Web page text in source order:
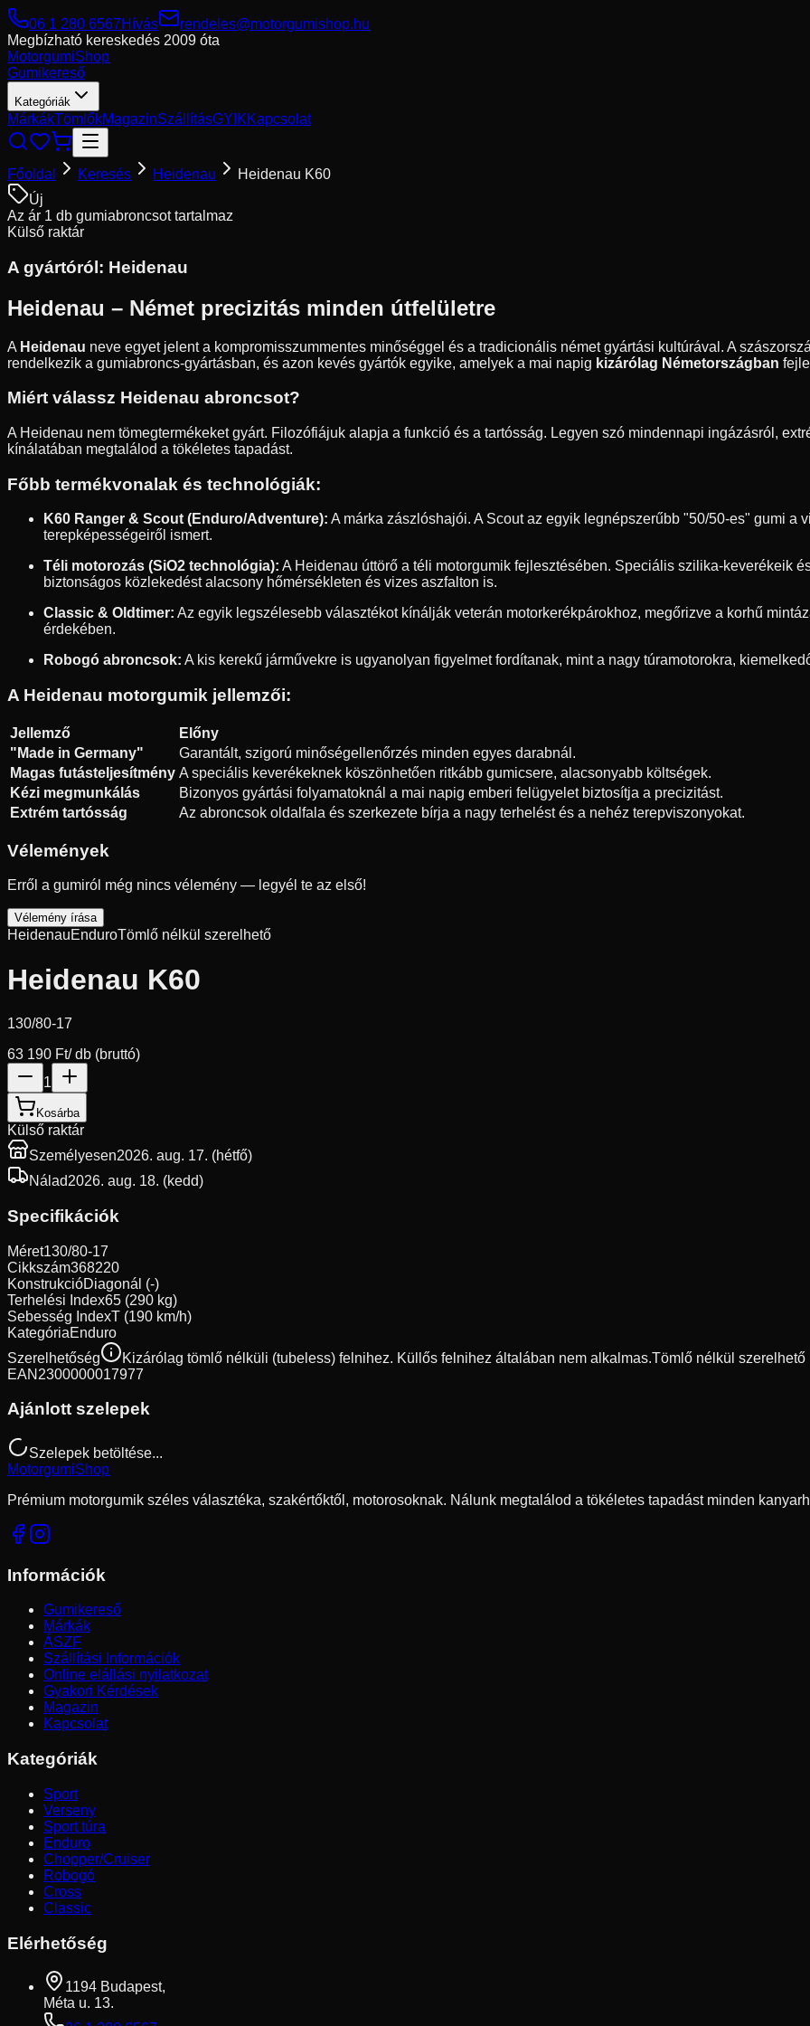
06 1 280 6567Hívás
rendeles@motorgumishop.hu
Megbízható kereskedés 2009 óta
MotorgumiShop
Gumikereső
Kategóriák
MárkákTömlőkMagazinSzállításGYIKKapcsolat
Főoldal Keresés Heidenau
Heidenau K60
Új
Az ár 1 db gumiabroncsot tartalmaz
Külső raktár
A gyártóról: Heidenau
Heidenau – Német precizitás minden útfelületre
A Heidenau neve egyet jelent a kompromisszummentes minőséggel és a tradicionális német gyártási kultúrával. A
rendelkezik a gumiabroncs-gyártásban, és azon kevés gyártók egyike, amelyek a mai napig kizárólag Németországban
Miért válassz Heidenau abroncsot?
A Heidenau nem tömegtermékeket gyárt. Filozófiájuk alapja a funkció és a tartósság. Legyen szó mindennapi ingázásról,
kínálatában megtalálod a tökéletes tapadást.
Főbb termékvonalak és technológiák:
K60 Ranger & Scout (Enduro/Adventure): A márka zászlóshajói. A Scout az egyik legnépszerűbb "50/50-es" gumi a
terepképességeiről ismert.
Téli motorozás (SiO2 technológia): A Heidenau úttörő a téli motorgumik fejlesztésében. Speciális szilika-keverékeik
biztonságos közlekedést alacsony hőmérsékleten és vizes aszfalton is.
Classic & Oldtimer: Az egyik legszélesebb választékot kínálják veterán motorkerékpárokhoz, megőrizve a korhű
érdekében.
Robogó abroncsok: A kis kerekű járművekre is ugyanolyan figyelmet fordítanak, mint a nagy túramotorokra,
A Heidenau motorgumik jellemzői:
Jellemző
Előny
"Made in Germany"
Garantált, szigorú minőségellenőrzés minden egyes darabnál.
Magas futásteljesítmény A speciális keverékeknek köszönhetően ritkább gumicsere, alacsonyabb költségek.
Kézi megmunkálás
Bizonyos gyártási folyamatoknál a mai napig emberi felügyelet biztosítja a precizitást.
Extrém tartósság
Az abroncsok oldalfala és szerkezete bírja a nagy terhelést és a nehéz terepviszonyokat.
Vélemények
Erről a gumiról még nincs vélemény — legyél te az első!
Vélemény írása
HeidenauEnduroTömlő nélkül szerelhető
Heidenau K60
130/80-17
63 190 Ft/ db (bruttó)
1
Kosárba
Külső raktár
Személyesen2026. aug. 17. (hétfő)
Nálad2026. aug. 18. (kedd)
Specifikációk
Méret130/80-17
Cikkszám368220
KonstrukcióDiagonál (-)
Terhelési Index65 (290 kg)
Sebesség IndexT (190 km/h)
KategóriaEnduro
Szerelhetőség
Kizárólag tömlő nélküli (tubeless) felnihez. Küllős felnihez általában nem alkalmas.Tömlő nélkül szerelhető
EAN 2300000017977
Ajánlott szelepek
Szelepek betöltése...
MotorgumiShop
Prémium motorgumik széles választéka, szakértőktől, motorosoknak. Nálunk megtalálod a tökéletes tapadást minden
Információk
Gumikereső
Márkák
ÁSZF
Szállítási Információk
Online elállási nyilatkozat
Gyakori Kérdések
Magazin
Kapcsolat
Kategóriák
Sport
Verseny
Sport túra
Enduro
Chopper/Cruiser
Robogó
Cross
Classic
Elérhetőség
1194 Budapest,
Méta u. 13.